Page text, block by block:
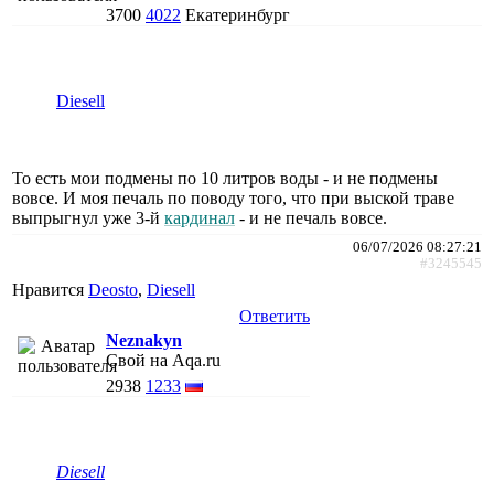
3700 4022 Екатеринбург
Diesell
То есть мои подмены по 10 литров воды - и не подмены
вовсе. И моя печаль по поводу того, что при выской траве
выпрыгнул уже 3-й кардинал - и не печаль вовсе.
06/07/2026 08:27:21
#3245545
Нравится Deosto, Diesell
Ответить
Neznakyn
Свой на Aqa.ru
2938 1233
Diesell